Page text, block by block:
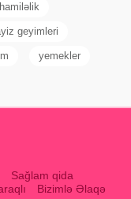
hamiləlik
geyimleri
yemekler
Sağlam qida
Bizimlə Əlaqə